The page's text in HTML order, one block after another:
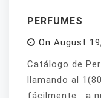
PERFUMES
On August
Catálogo de
llamando al
fácilmente a